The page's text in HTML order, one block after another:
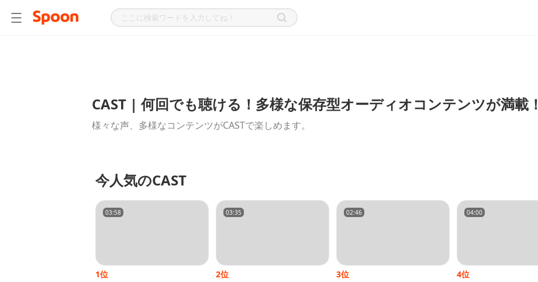
CAST | 何回でも聴ける！多様な保存型オーディオコンテンツが満載！
様々な声、多様なコンテンツがCASTで楽しめます。
今人気のCAST
03:58
1位
03:35
2位
02:46
3位
04:00
4位